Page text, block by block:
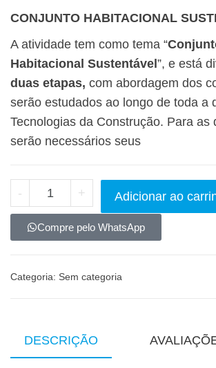
CONJUNTO HABITACIONAL
A atividade tem como tema “
Habitacional Sustentável ”, e está
duas etapas, com abordagem dos
serão estudados ao longo de toda a
Tecnologias da Construção. Para as
serão necessários seus
- + Adicionar ao
Compre pelo WhatsApp
Categoria: Sem categoria
DESCRIÇÃO